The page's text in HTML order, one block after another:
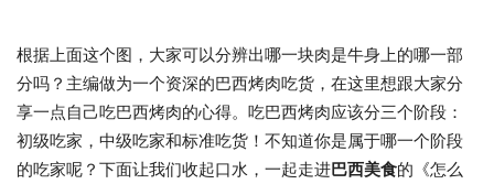
根据上面这个图，大家可以分辨出哪一块肉是牛身上的哪一部
分吗？主编做为一个资深的巴西烤肉吃货，在这里想跟大家分
享一点自己吃巴西烤肉的心得。吃巴西烤肉应该分三个阶段：
初级吃家，中级吃家和标准吃货！不知道你是属于哪一个阶段
的吃家呢？下面让我们收起口水，一起走进巴西美食的《怎么